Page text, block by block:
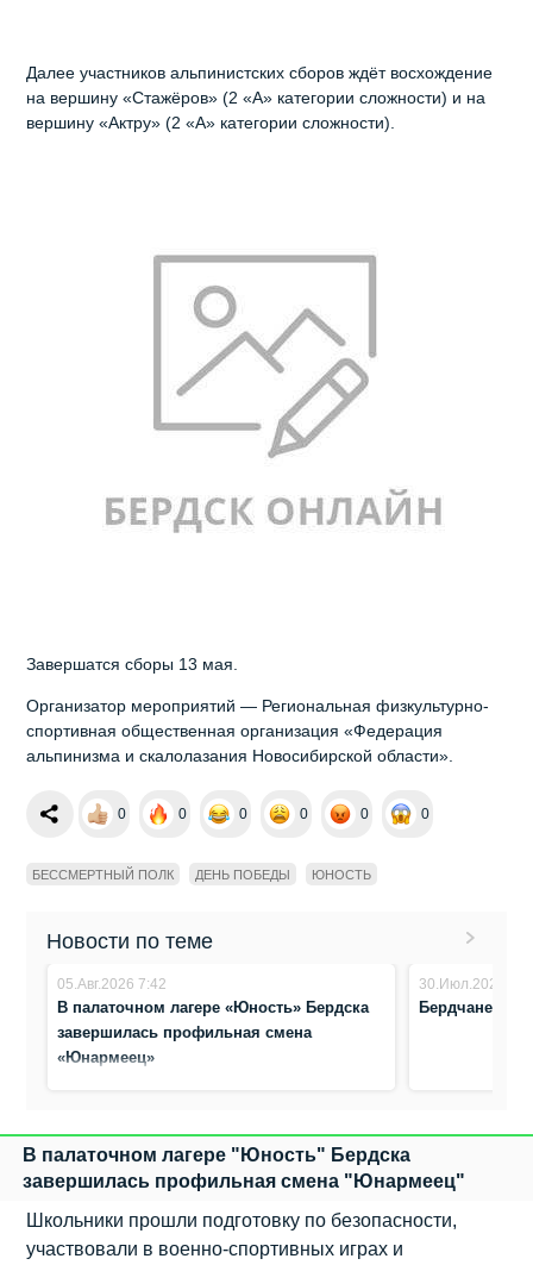
Далее участников альпинистских сборов ждёт восхождение
на вершину «Стажёров» (2 «А» категории сложности) и на
вершину «Актру» (2 «А» категории сложности).
Завершатся сборы 13 мая.
Организатор мероприятий — Региональная физкультурно-
спортивная общественная организация «Федерация
альпинизма и скалолазания Новосибирской области».
0 0 0 0 0 0
БЕССМЕРТНЫЙ ПОЛК ДЕНЬ ПОБЕДЫ ЮНОСТЬ
Новости по теме
05.Авг.2026 7:42
В палаточном лагере «Юность» Бердска
завершилась профильная смена
«Юнармеец»
30.Июл.2026
Бердчане
В палаточном лагере "Юность" Бердска
завершилась профильная смена "Юнармеец"
Школьники прошли подготовку по безопасности,
участвовали в военно‑спортивных играх и